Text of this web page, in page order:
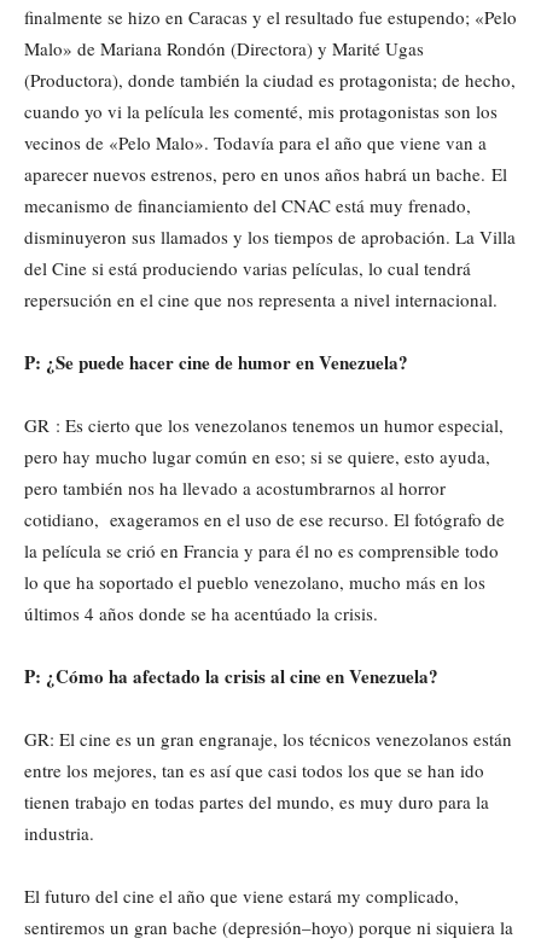
finalmente se hizo en Caracas y el resultado fue estupendo; «Pelo
Malo» de Mariana Rondón (Directora) y Marité Ugas
(Productora), donde también la ciudad es protagonista; de hecho,
cuando yo vi la película les comenté, mis protagonistas son los
vecinos de «Pelo Malo». Todavía para el año que viene van a
aparecer nuevos estrenos, pero en unos años habrá un bache. El
mecanismo de financiamiento del CNAC está muy frenado,
disminuyeron sus llamados y los tiempos de aprobación. La Villa
del Cine si está produciendo varias películas, lo cual tendrá
repersución en el cine que nos representa a nivel internacional.
P: ¿Se puede hacer cine de humor en Venezuela?
GR : Es cierto que los venezolanos tenemos un humor especial,
pero hay mucho lugar común en eso; si se quiere, esto ayuda,
pero también nos ha llevado a acostumbrarnos al horror
cotidiano, exageramos en el uso de ese recurso. El fotógrafo de
la película se crió en Francia y para él no es comprensible todo
lo que ha soportado el pueblo venezolano, mucho más en los
últimos 4 años donde se ha acentúado la crisis.
P: ¿Cómo ha afectado la crisis al cine en Venezuela?
GR: El cine es un gran engranaje, los técnicos venezolanos están
entre los mejores, tan es así que casi todos los que se han ido
tienen trabajo en todas partes del mundo, es muy duro para la
industria.
El futuro del cine el año que viene estará my complicado,
sentiremos un gran bache (depresión–hoyo) porque ni siquiera la